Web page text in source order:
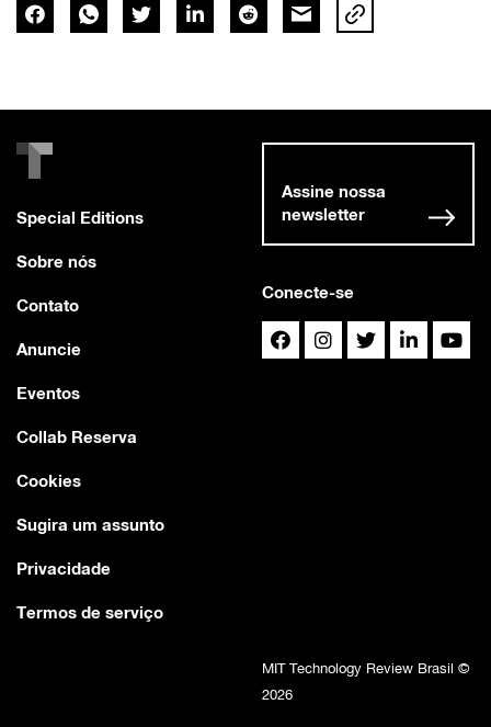
Special Editions
Sobre nós
Contato
Anuncie
Eventos
Collab Reserva
Cookies
Sugira um assunto
Privacidade
Termos de serviço
Conecte-se
Assine nossa
newsletter
MIT Technology Review Brasil ©
2026